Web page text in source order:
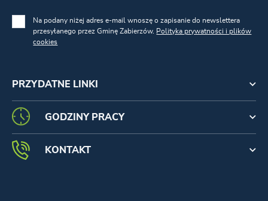
PRZYDATNE LINKI
Na podany niżej adres e-mail wnoszę o zapisanie do newslettera
przesyłanego przez Gminę Zabierzów. Polityka prywatności i plików
cookies
GODZINY PRACY
KONTAKT